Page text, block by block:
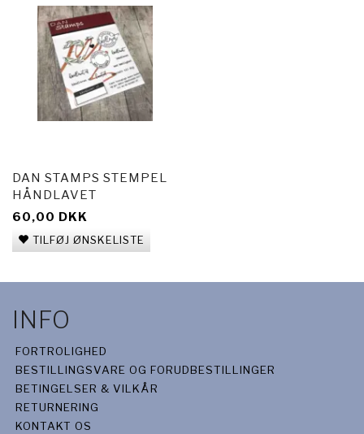
DAN STAMPS STEMPEL
HÅNDLAVET
60,00 DKK
TILFØJ ØNSKELISTE
INFO
FORTROLIGHED
BESTILLINGSVARE OG FORUDBESTILLINGER
BETINGELSER & VILKÅR
RETURNERING
KONTAKT OS